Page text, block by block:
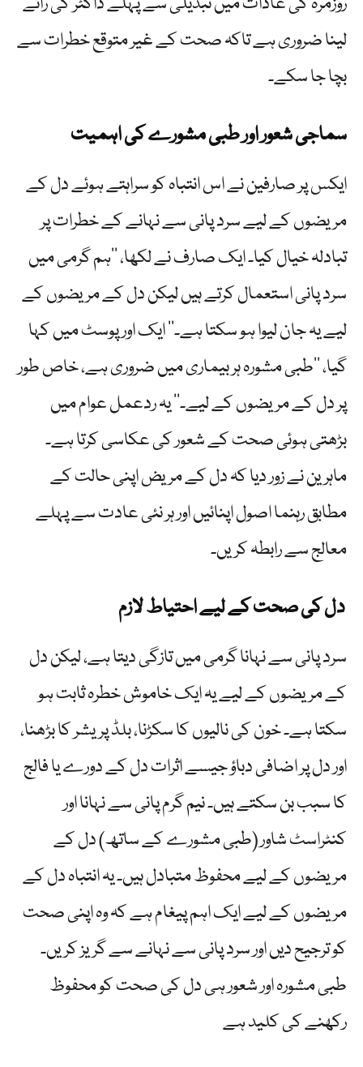
لینا ضروری ہے تاکہ صحت کے غیر متوقع خطرات سے
بچا جا سکے۔
سماجی شعور اور طبی مشورے کی اہمیت
ایکس پر صارفین نے اس انتباہ کو سراہتے ہوئے دل کے
مریضوں کے لیے سرد پانی سے نہانے کے خطرات پر
تبادلہ خیال کیا۔ ایک صارف نے لکھا، ’’ہم گرمی میں
سرد پانی استعمال کرتے ہیں لیکن دل کے مریضوں کے
لیے یہ جان لیوا ہو سکتا ہے۔‘‘ ایک اور پوسٹ میں کہا
گیا، ’’طبی مشورہ ہر بیماری میں ضروری ہے، خاص طور
پر دل کے مریضوں کے لیے۔‘‘ یہ ردعمل عوام میں
بڑھتی ہوئی صحت کے شعور کی عکاسی کرتا ہے۔
ماہرین نے زور دیا کہ دل کے مریض اپنی حالت کے
مطابق رہنما اصول اپنائیں اور ہر نئی عادت سے پہلے
معالج سے رابطہ کریں۔
دل کی صحت کے لیے احتیاط لازم
سرد پانی سے نہانا گرمی میں تازگی دیتا ہے، لیکن دل
کے مریضوں کے لیے یہ ایک خاموش خطرہ ثابت ہو
سکتا ہے۔ خون کی نالیوں کا سکڑنا، بلڈ پریشر کا بڑھنا،
اور دل پر اضافی دباؤ جیسے اثرات دل کے دورے یا فالج
کا سبب بن سکتے ہیں۔ نیم گرم پانی سے نہانا اور
کنٹراسٹ شاور (طبی مشورے کے ساتھ) دل کے
مریضوں کے لیے محفوظ متبادل ہیں۔ یہ انتباہ دل کے
مریضوں کے لیے ایک اہم پیغام ہے کہ وہ اپنی صحت
کو ترجیح دیں اور سرد پانی سے نہانے سے گریز کریں۔
طبی مشورہ اور شعور ہی دل کی صحت کو محفوظ
رکھنے کی کلید ہے